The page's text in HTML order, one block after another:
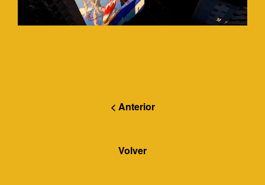
< Anterior
Volver